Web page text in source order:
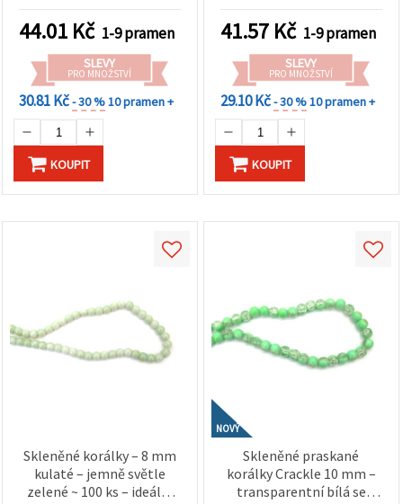
a dekorativní tvoření
44.01 Kč 1-9 pramen
SLEVY
PRO MNOŽSTVÍ
30.81 Kč- 30 %10 pramen +
KOUPIT
41.57 Kč 1-9 pramen
SLEVY
PRO MNOŽSTVÍ
29.10 Kč- 30 %10 pramen +
KOUPIT
Skleněné korálky – 8 mm
kulaté – jemně světle
zelené ~ 100 ks – ideální
NOVÝ
Skleněné praskané
korálky Crackle 10 mm –
transparentní bílá se